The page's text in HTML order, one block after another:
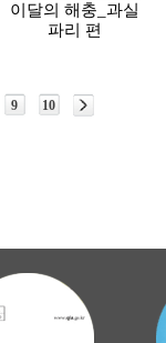
이달의 해충_과실
파리 편
9 10